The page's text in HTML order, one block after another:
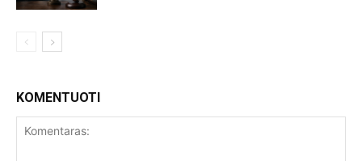
KOMENTUOTI